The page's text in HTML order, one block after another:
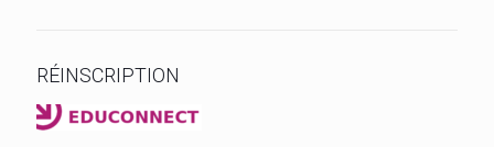
RÉINSCRIPTION